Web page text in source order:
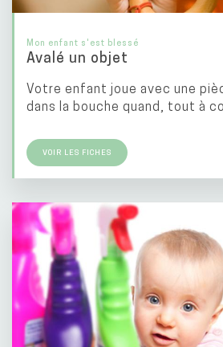
Mon enfant s'est blessé
Avalé un objet
Votre enfant joue avec une
dans la bouche quand, tout à
VOIR LES FICHES